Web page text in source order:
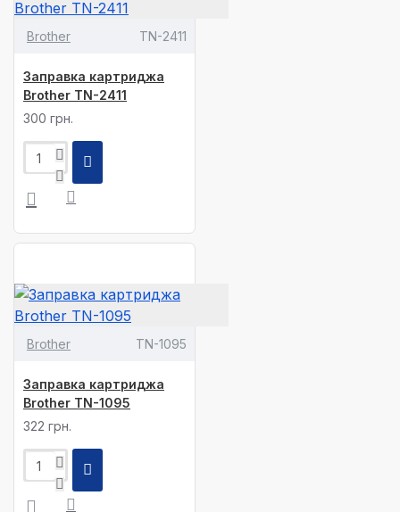
Brother TN-2411
Заправка картриджа
Brother TN-2411
300 грн.
Brother TN-1095
Заправка картриджа
Brother TN-1095
322 грн.